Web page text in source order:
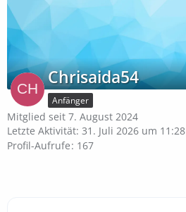
Chrisaida54
Anfänger
Mitglied seit 7. August 2024
Letzte Aktivität: 31. Juli 2026 um 11:28
Profil-Aufrufe 167